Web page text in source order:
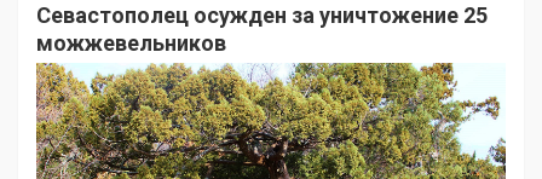
Севастополец осужден за уничтожение 25
можжевельников